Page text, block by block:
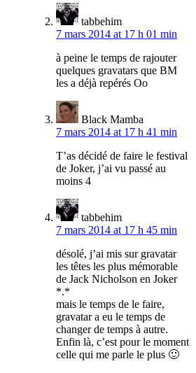
tabbehim
7 mars 2014 at 17 h 01 min
à peine le temps de rajouter
quelques gravatars que BM
les a déjà repérés Oo
Black Mamba
7 mars 2014 at 17 h 41 min
T’as décidé de faire le festival
de Joker, j’ai vu passé au
moins 4
tabbehim
7 mars 2014 at 17 h 45 min
désolé, j’ai mis sur gravatar
les têtes les plus mémorable
de Jack Nicholson en Joker
*.*
mais le temps de le faire,
gravatar a eu le temps de
changer de temps à autre.
Enfin là, c’est pour le moment
celle qui me parle le plus 🙂